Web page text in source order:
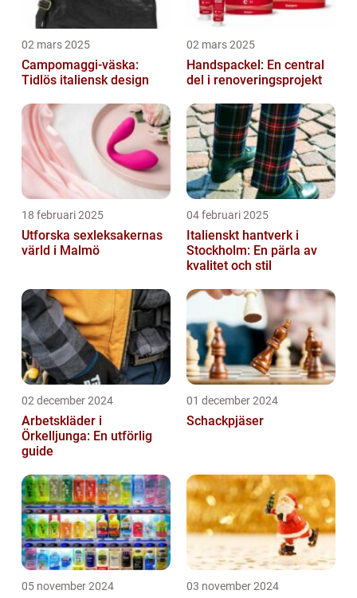
02 mars 2025
Campomaggi-väska:
Tidlös italiensk design
02 mars 2025
Handspackel: En central
del i renoveringsprojekt
18 februari 2025
Utforska sexleksakernas
värld i Malmö
04 februari 2025
Italienskt hantverk i
Stockholm: En pärla av
kvalitet och stil
02 december 2024
Arbetskläder i
Örkelljunga: En utförlig
guide
01 december 2024
Schackpjäser
05 november 2024 03 november 2024